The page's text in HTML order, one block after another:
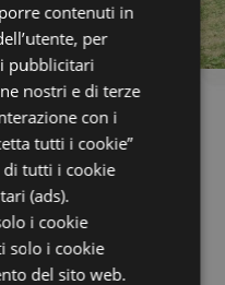
sulle
oasi
di
FRENCH
contenuti in
per
pubblicitari
nostri e di terze
con i
tutti i cookie”
di tutti i cookie
(ads).
i cookie
solo i cookie
del sito web.